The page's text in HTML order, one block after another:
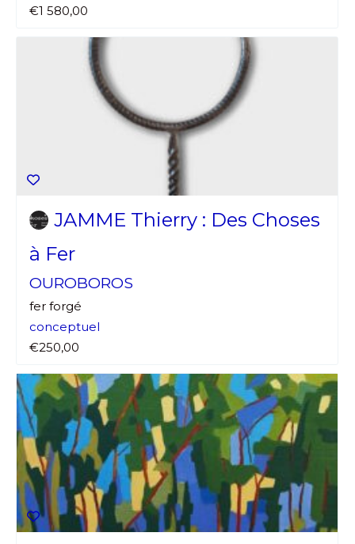
€1 580,00
JAMME Thierry : Des Choses
à Fer
OUROBOROS
fer forgé
conceptuel
€250,00